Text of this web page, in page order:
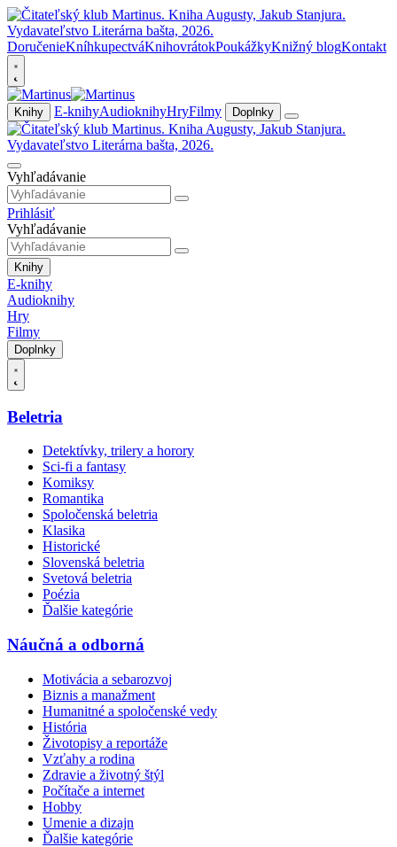
DoručenieKníhkupectváKnihovrátokPoukážkyKnižný blogKontakt
Knihy E-knihyAudioknihyHryFilmy Doplnky
Vyhľadávanie
Prihlásiť
Vyhľadávanie
Knihy
E-knihy
Audioknihy
Hry
Filmy
Doplnky
Beletria
Detektívky, trilery a horory
Sci-fi a fantasy
Komiksy
Romantika
Spoločenská beletria
Klasika
Historické
Slovenská beletria
Svetová beletria
Poézia
Ďalšie kategórie
Náučná a odborná
Motivácia a sebarozvoj
Biznis a manažment
Humanitné a spoločenské vedy
História
Životopisy a reportáže
Vzťahy a rodina
Zdravie a životný štýl
Počítače a internet
Hobby
Umenie a dizajn
Ďalšie kategórie